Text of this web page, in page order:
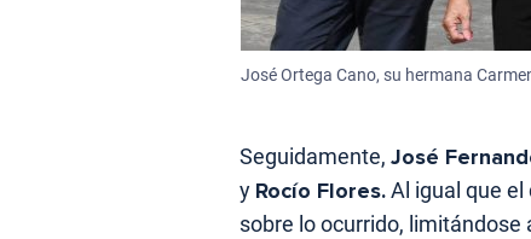
José Ortega Cano, su hermana
Seguidamente, José
y Rocío Flores.Al igual que
sobre lo ocurrido,